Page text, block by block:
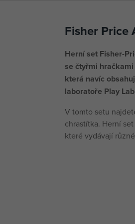
Fisher Price
Herní set Fisher-
se čtyřmi
která navíc
laboratoře Play
V tomto setu
chrastítka. Herní
které vydávají